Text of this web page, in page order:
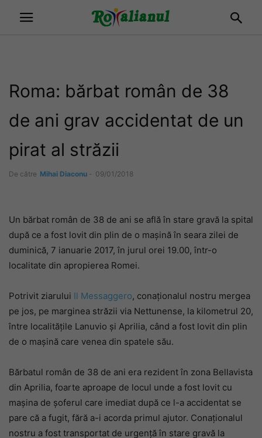
Roma: bărbat român de 38
de ani grav accidentat de un
pirat al străzii
De către Mihai Diaconu - 09/01/2018
Un bărbat român de 38 de ani se află în stare gravă la spital
după ce a fost lovit din plin de o mașină în seara zilei de
duminică, 7 ianuarie 2017, în jurul orei 19.00, într-o
localitate din apropierea Romei.
Potrivit ziarului Il Messaggero, conaționalul nostru mergea
pe jos, pe marginea străzii via Nettunense, la kilometrul 20,
între localitățile Lanuvio și Aprilia, când a fost lovit din plin
de o mașină care venea din spatele său.
Bărbatul român de 38 de ani era rezident în zona Bellavista
din Aprilia, foarte aproape de locul unde a fost lovit cu
mașina de șoferul care imediat după ce l-a accidentat se
pare că a fugit, fără a-i acorda primul ajutor. Conaționalul
nostru a fost transportat de urgență în stare gravă la